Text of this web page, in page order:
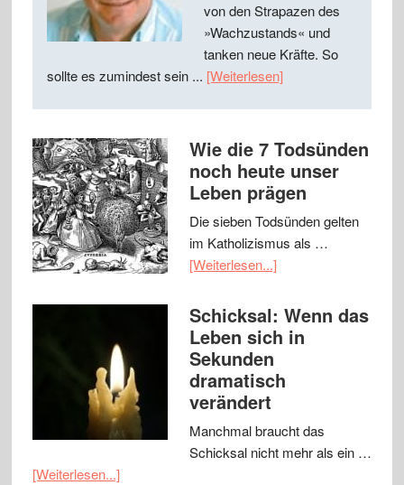
von den Strapazen des
»Wachzustands« und
tanken neue Kräfte. So
sollte es zumindest sein ... [Weiterlesen]
Wie die 7 Todsünden
noch heute unser
Leben prägen
Die sieben Todsünden gelten
im Katholizismus als …
[Weiterlesen...]
Schicksal: Wenn das
Leben sich in
Sekunden
dramatisch
verändert
Manchmal braucht das
Schicksal nicht mehr als ein …
[Weiterlesen...]